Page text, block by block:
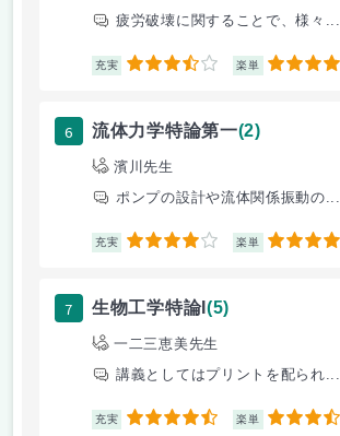
疲労破壊に関することで、様々...
充実 3.5 楽単 5
6 流体力学特論第一(2)
濱川先生
ポンプの設計や流体関係振動の...
充実 4 楽単 4
7 生物工学特論I (5)
一二三恵美先生
講義としてはプリントを配られ...
充実 4.5 楽単 3.5